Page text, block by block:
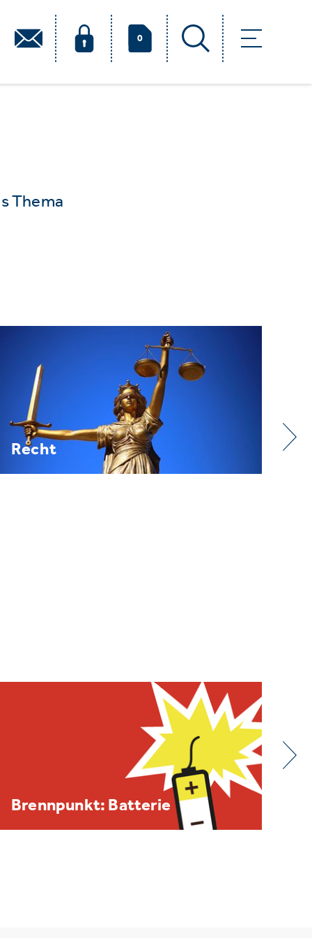
0
Thema
Verband
BDE/VOEB-Europaspiegel
Dezember 2025